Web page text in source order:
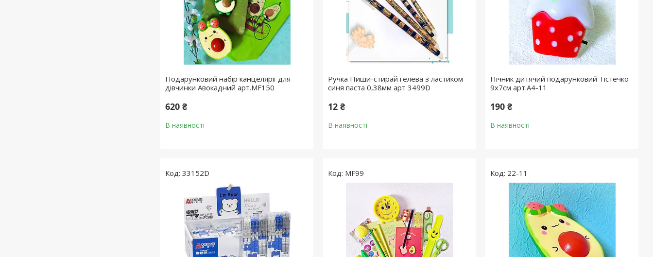
Подарунковий набір канцелярії для
дівчинки Авокадний арт.MF150
620 ₴
В наявності
Ручка Пиши-стирай гелева з ластиком
синя паста 0,38мм арт 3499D
12 ₴
В наявності
Нічник дитячий подарунковий Тістечко
9х7см арт.А4-11
190 ₴
В наявності
33152D MF99 22-11